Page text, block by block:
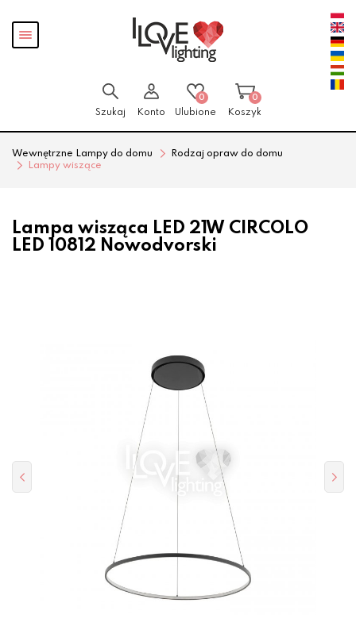
Pokaż
menu
Szukaj Konto
0
Ulubione
0
Koszyk
Wewnętrzne Lampy do domu
Rodzaj opraw do domu
Lampy wiszące
Lampa wisząca LED 21W CIRCOLO
LED 10812 Nowodvorski